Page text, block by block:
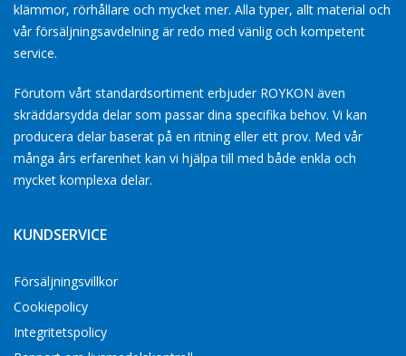
klämmor, rörhållare och mycket mer. Alla typer, allt material och
vår försäljningsavdelning är redo med vänlig och kompetent
service.
Förutom vårt standardsortiment erbjuder ROYKON även
skräddarsydda delar som passar dina specifika behov. Vi kan
producera delar baserat på en ritning eller ett prov. Med vår
många års erfarenhet kan vi hjälpa till med både enkla och
mycket komplexa delar.
KUNDSERVICE
Försäljningsvillkor
Cookiepolicy
Integritetspolicy